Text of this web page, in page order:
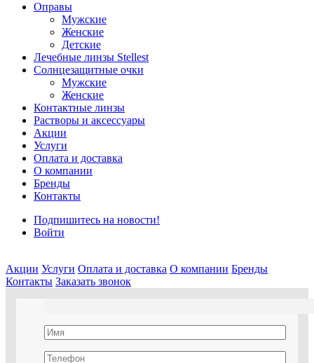
Оправы
Мужские
Женские
Детские
Лечебные линзы Stellest
Солнцезащитные очки
Мужские
Женские
Контактные линзы
Растворы и аксессуары
Акции
Услуги
Оплата и доставка
О компании
Бренды
Контакты
Подпишитесь на новости!
Войти
Акции Услуги Оплата и доставка О компании Бренды
Контакты Заказать звонок